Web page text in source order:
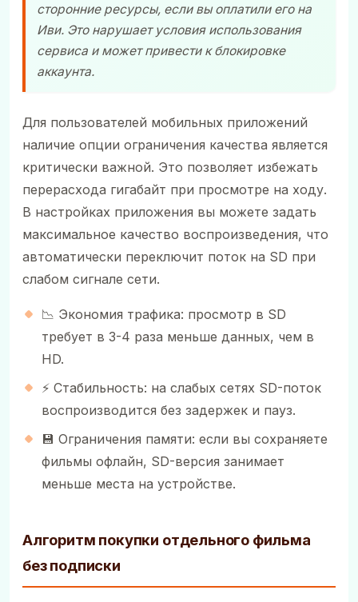
сторонние ресурсы, если вы оплатили его на
Иви. Это нарушает условия использования
сервиса и может привести к блокировке
аккаунта.
Для пользователей мобильных приложений
наличие опции ограничения качества является
критически важной. Это позволяет избежать
перерасхода гигабайт при просмотре на ходу.
В настройках приложения вы можете задать
максимальное качество воспроизведения, что
автоматически переключит поток на SD при
слабом сигнале сети.
📉 Экономия трафика: просмотр в SD
требует в 3-4 раза меньше данных, чем в
HD.
⚡ Стабильность: на слабых сетях SD-поток
воспроизводится без задержек и пауз.
💾 Ограничения памяти: если вы сохраняете
фильмы офлайн, SD-версия занимает
меньше места на устройстве.
Алгоритм покупки отдельного фильма
без подписки